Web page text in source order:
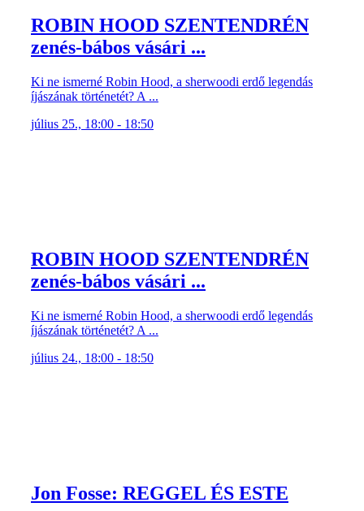
ROBIN HOOD SZENTENDRÉN
zenés-bábos vásári ...
Ki ne ismerné Robin Hood, a sherwoodi erdő legendás
íjászának történetét? A ...
július 25., 18:00 - 18:50
ROBIN HOOD SZENTENDRÉN
zenés-bábos vásári ...
Ki ne ismerné Robin Hood, a sherwoodi erdő legendás
íjászának történetét? A ...
július 24., 18:00 - 18:50
Jon Fosse: REGGEL ÉS ESTE